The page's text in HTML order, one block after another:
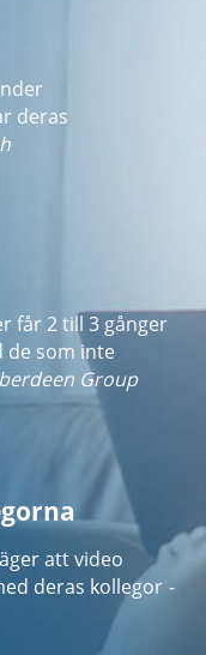
deras
får 2 till 3 gånger
de som inte
Group
att video
deras kollegor -